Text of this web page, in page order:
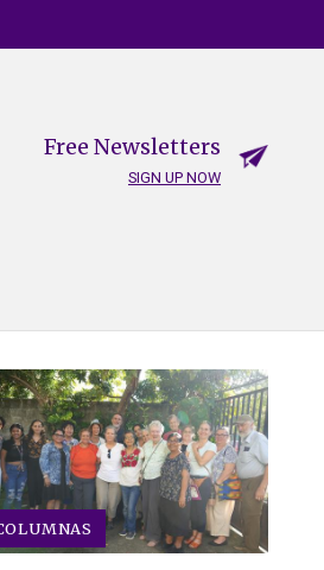
Free Newsletters
SIGN UP NOW